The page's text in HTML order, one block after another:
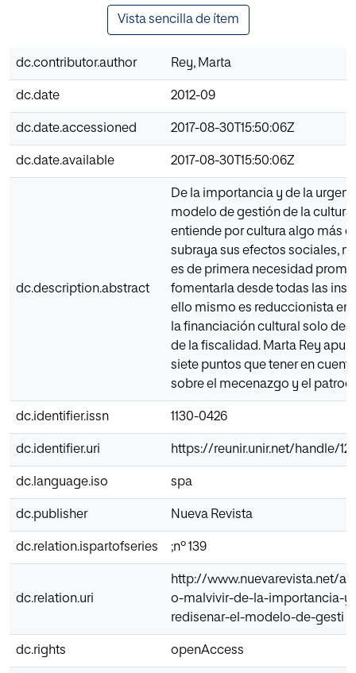
Vista sencilla de ítem
dc.contributor.author Rey, Marta
dc.date 2012-09
dc.date.accessioned 2017-08-30T15:50:06Z
dc.date.available 2017-08-30T15:50:06Z
dc.description.abstract
De la importancia y de la
modelo de gestión de la cultura
entiende por cultura algo más
subraya sus efectos sociales,
es de primera necesidad
fomentarla desde todas las
ello mismo es reduccionista
la financiación cultural solo
de la fiscalidad. Marta Rey
siete puntos que tener en
sobre el mecenazgo y el
dc.identifier.issn 1130-0426
dc.identifier.uri https://reunir.unir.net/handle/
dc.language.iso spa
dc.publisher Nueva Revista
dc.relation.ispartofseries ;nº 139
dc.relation.uri
http://www.nuevarevista.net/
o-malvivir-de-la-importancia-
redisenar-el-modelo-de-gesti
dc.rights openAccess